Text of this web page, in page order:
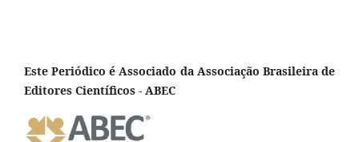
Este Periódico é Associado da Associação Brasileira de
Editores Científicos - ABEC